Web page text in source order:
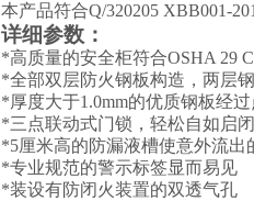
本产品符合Q/320205 XBB001-
详细参数：
*高质量的安全柜符合OSHA 29
*全部双层防火钢板构造，两层
*厚度大于1.0mm的优质钢板经
*三点联动式门锁，轻松自如启闭
*5厘米高的防漏液槽使意外流出
*专业规范的警示标签显而易见
*装设有防闭火装置的双透气孔